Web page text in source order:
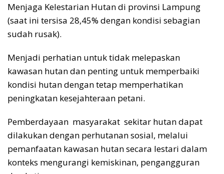
Menjaga Kelestarian Hutan di provinsi Lampung
(saat ini tersisa 28,45% dengan kondisi sebagian
sudah rusak).
Menjadi perhatian untuk tidak melepaskan
kawasan hutan dan penting untuk memperbaiki
kondisi hutan dengan tetap memperhatikan
peningkatan kesejahteraan petani.
Pemberdayaan masyarakat sekitar hutan dapat
dilakukan dengan perhutanan sosial, melalui
pemanfaatan kawasan hutan secara lestari dalam
konteks mengurangi kemiskinan, pengangguran